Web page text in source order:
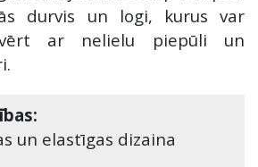
durvis un logi, kurus var
ar nelielu piepūli un
un elastīgas dizaina